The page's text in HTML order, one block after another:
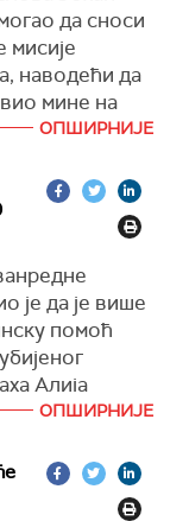
времену,
у
у Кому, у
и Карбали,
Хамнеија
да сноси
мисије
наводећи да
мине на
за
да плати
је навео,
, додао да
званично
евентуалну
би такав
ОПШИРНИЈЕ
је да је више
помоћ
Алија
помоћ
церемоније.
ОПШИРНИЈЕ